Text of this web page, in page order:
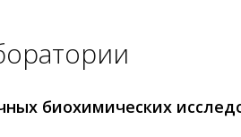
биохимических